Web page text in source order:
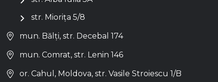
str. Miorița 5/8
mun. Bălți, str. Decebal 174
mun. Comrat, str. Lenin 146
or. Cahul, Moldova, str. Vasile Stroiescu 1/B